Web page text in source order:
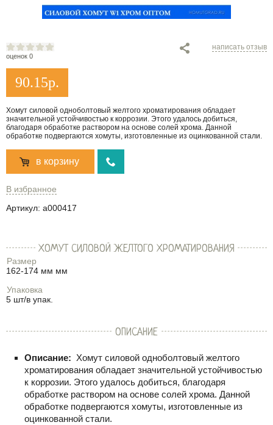
оценок 0
написать отзыв
90.15р.
Хомут силовой одноболтовый желтого хроматирования обладает
значительной устойчивостью к коррозии. Этого удалось добиться,
благодаря обработке раствором на основе солей хрома. Данной
обработке подвергаются хомуты, изготовленные из оцинкованной стали.
в корзину
В избранное
Артикул: a000417
ХОМУТ СИЛОВОЙ ЖЕЛТОГО ХРОМАТИРОВАНИЯ
Размер
162-174 мм мм
Упаковка
5 шт/в упак.
ОПИСАНИЕ
Описание: Хомут силовой одноболтовый желтого
хроматирования обладает значительной устойчивостью
к коррозии. Этого удалось добиться, благодаря
обработке раствором на основе солей хрома. Данной
обработке подвергаются хомуты, изготовленные из
оцинкованной стали.